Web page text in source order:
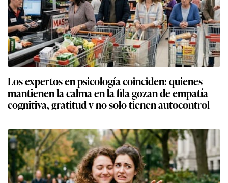
Los expertos en psicología coinciden: quienes
mantienen la calma en la fila gozan de empatía
cognitiva, gratitud y no solo tienen autocontrol